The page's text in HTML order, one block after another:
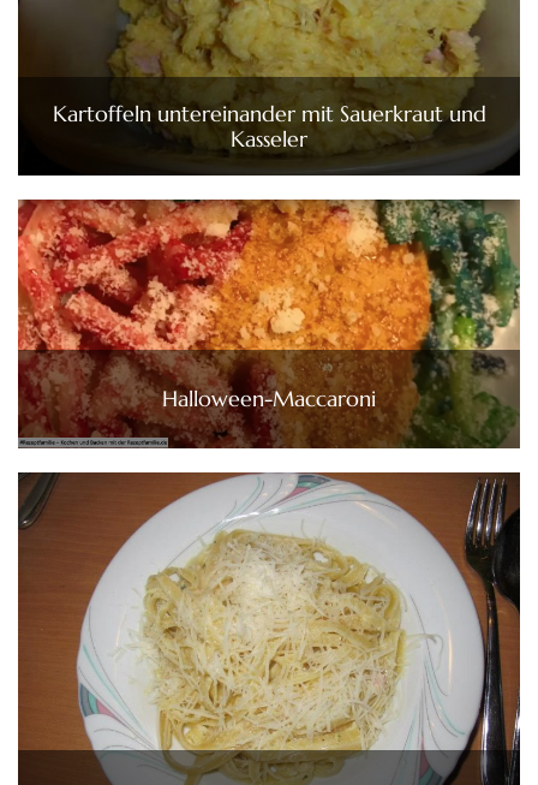
Kartoffeln untereinander mit Sauerkraut und
Kasseler
Halloween-Maccaroni